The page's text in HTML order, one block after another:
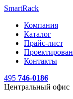
SmartRack
Компания
Каталог
Прайс-лист
Контакты
495 746-0186
Центральный офис